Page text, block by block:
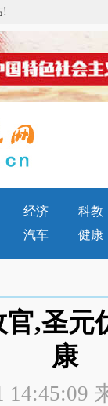
!
经济
科教
汽车 健康
,圣元
康
14:45:09